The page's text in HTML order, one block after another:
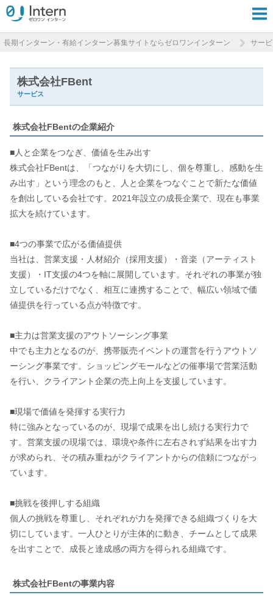
長期インターン・有給インターン募集サイトならゼロワンインターン サー
株式会社FBent
サービス
株式会社FBentの企業紹介
■人と企業をつなぎ、価値を生み出す
株式会社FBentは、「つながりを大切にし、個を尊重し、感動を生
み出す」という理念のもと、人と企業をつなぐことで新たな価値
を創出している会社です。2021年設立の成長企業で、現在も事業
拡大を続けています。
■4つの事業で広がる価値提供
当社は、営業支援・人材紹介（採用支援）・音楽（アーティスト
支援）・IT支援の4つを軸に展開しています。それぞれの事業が独
立しているだけでなく、相互に連携することで、幅広い領域で価
値提供を行っている点が特徴です。
■主力は営業支援のアウトソーシング事業
中でも主力となるのが、携帯販売イベントの運営を行うアウトソ
ーシング事業です。ショッピングモールなどの催事場で営業活動
を行い、クライアント企業の売上向上を支援しています。
■現場で価値を発揮する実行力
特に強みとなっているのが、現場で成果を出し続ける実行力で
す。営業支援の現場では、環境や条件に左右されず結果を出す力
が求められ、その積み重ねがクライアントからの信頼につながっ
ています。
■挑戦を後押しする組織
個人の挑戦を尊重し、それぞれが力を発揮できる組織づくりを大
切にしています。一人ひとりが主体的に動き、チームとして成果
を出すことで、成長と達成感の両方を得られる組織です。
株式会社FBentの事業内容